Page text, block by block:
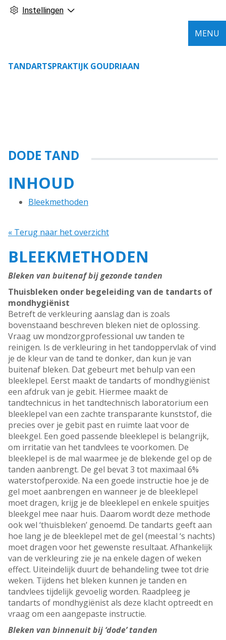
Instellingen
TANDARTSPRAKTIJK GOUDRIAAN
MENU
DODE TAND
INHOUD
Bleekmethoden
« Terug naar het overzicht
BLEEKMETHODEN
Bleken van buitenaf bij gezonde tanden
Thuisbleken onder begeleiding van de tandarts of
mondhygiënist
Betreft de verkleuring aanslag dan is zoals
bovenstaand beschreven bleken niet de oplossing.
Vraag uw mondzorgprofessional uw tanden te
reinigen. Is de verkleuring in het tandoppervlak of vind
je de kleur van de tand te donker, dan kun je van
buitenaf bleken. Dat gebeurt met behulp van een
bleeklepel. Eerst maakt de tandarts of mondhygiënist
een afdruk van je gebit. Hiermee maakt de
tandtechnicus in het tandtechnisch laboratorium een
bleeklepel van een zachte transparante kunststof, die
precies over je gebit past en ruimte laat voor de
bleekgel. Een goed passende bleeklepel is belangrijk,
om irritatie van het tandvlees te voorkomen. De
bleeklepel is de mal waarmee je de blekende gel op de
tanden aanbrengt. De gel bevat 3 tot maximaal 6%
waterstofperoxide. Na een goede instructie hoe je de
gel moet aanbrengen en wanneer je de bleeklepel
moet dragen, krijg je de bleeklepel en enkele spuitjes
bleekgel mee naar huis. Daarom wordt deze methode
ook wel ‘thuisbleken’ genoemd. De tandarts geeft aan
hoe lang je de bleeklepel met de gel (meestal ‘s nachts)
moet dragen voor het gewenste resultaat. Afhankelijk
van de verkleuring zie je na enkele dagen of weken
effect. Uiteindelijk duurt de behandeling twee tot drie
weken. Tijdens het bleken kunnen je tanden en
tandvlees tijdelijk gevoelig worden. Raadpleeg je
tandarts of mondhygiënist als deze klacht optreedt en
vraag om een aangepaste instructie.
Bleken van binnenuit bij ‘dode’ tanden